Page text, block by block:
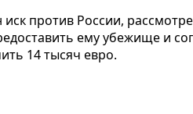
против России,
ему убежище и
14 тысяч евро.